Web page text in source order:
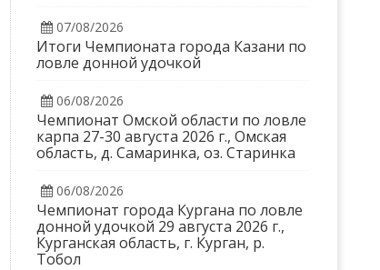
07/08/2026
Итоги Чемпионата города Казани по
ловле донной удочкой
06/08/2026
Чемпионат Омской области по ловле
карпа 27-30 августа 2026 г., Омская
область, д. Самаринка, оз. Старинка
06/08/2026
Чемпионат города Кургана по ловле
донной удочкой 29 августа 2026 г.,
Курганская область, г. Курган, р.
Тобол